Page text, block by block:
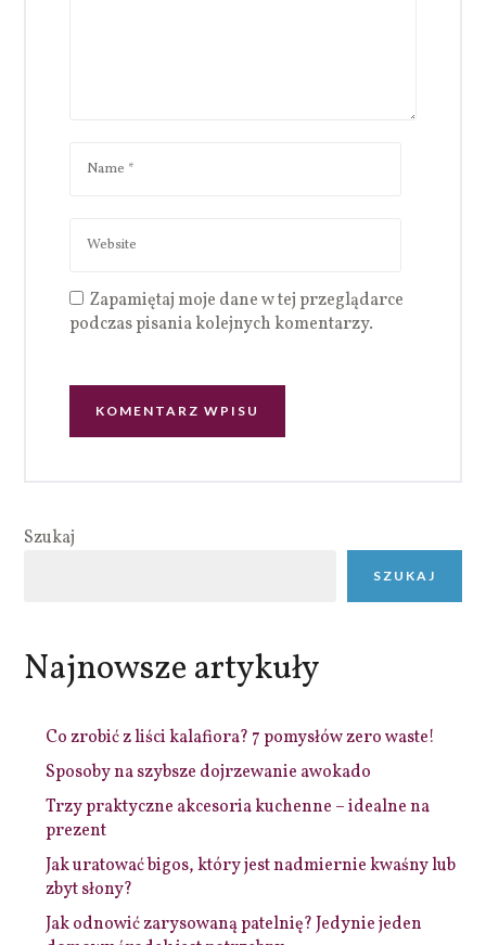
Zapamiętaj moje dane w tej przeglądarce
podczas pisania kolejnych komentarzy.
Szukaj
SZUKAJ
Najnowsze artykuły
Co zrobić z liści kalafiora? 7 pomysłów zero waste!
Sposoby na szybsze dojrzewanie awokado
Trzy praktyczne akcesoria kuchenne – idealne na
prezent
Jak uratować bigos, który jest nadmiernie kwaśny lub
zbyt słony?
Jak odnowić zarysowaną patelnię? Jedynie jeden